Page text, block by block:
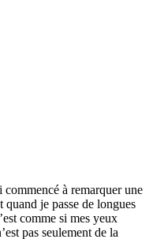
commencé à remarquer une
quand je passe de longues
comme si mes yeux
pas seulement de la